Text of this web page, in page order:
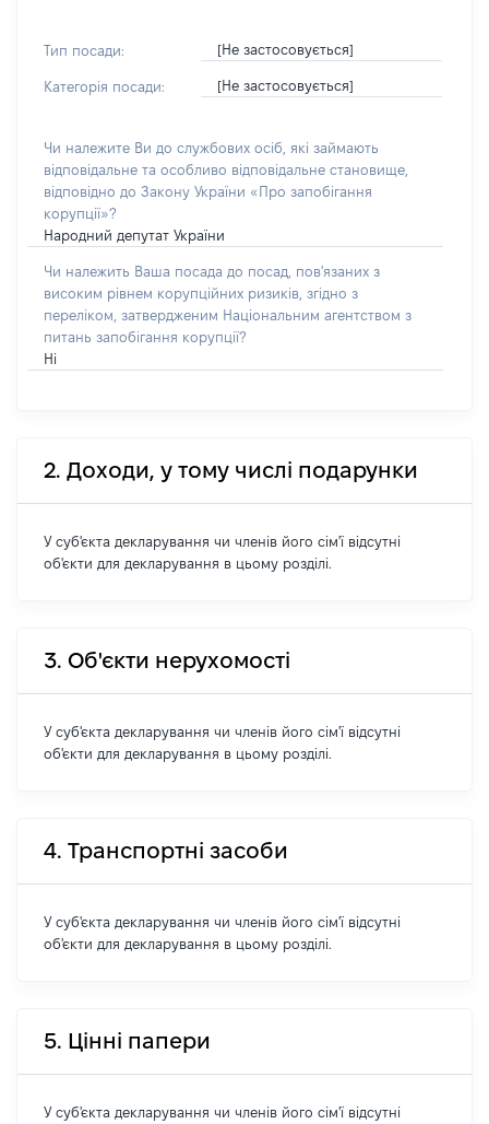
Тип посади: [Не застосовується]
Категорія посади: [Не застосовується]
Чи належите Ви до службових осіб, які займають
відповідальне та особливо відповідальне становище,
відповідно до Закону України «Про запобігання
корупції»?
Народний депутат України
Чи належить Ваша посада до посад, пов'язаних з
високим рівнем корупційних ризиків, згідно з
переліком, затвердженим Національним агентством з
питань запобігання корупції?
Ні
2. Доходи, у тому числі подарунки
У суб'єкта декларування чи членів його сім'ї відсутні
об'єкти для декларування в цьому розділі.
3. Об'єкти нерухомості
У суб'єкта декларування чи членів його сім'ї відсутні
об'єкти для декларування в цьому розділі.
4. Транспортні засоби
У суб'єкта декларування чи членів його сім'ї відсутні
об'єкти для декларування в цьому розділі.
5. Цінні папери
У суб'єкта декларування чи членів його сім'ї відсутні